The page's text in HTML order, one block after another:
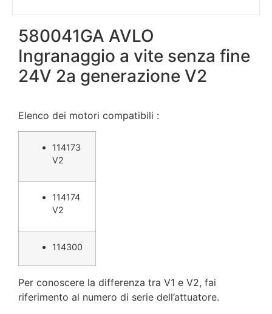
580041GA AVLO
Ingranaggio a vite senza fine
24V 2a generazione V2
Elenco dei motori compatibili :
114173
V2
114174
V2
114300
Per conoscere la differenza tra V1 e V2, fai
riferimento al numero di serie dell’attuatore.